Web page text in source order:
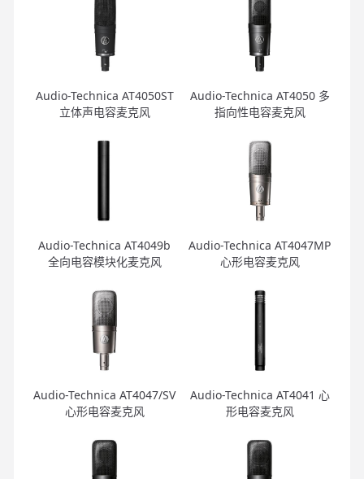
Audio-Technica AT4050ST
立体声电容麦克风
Audio-Technica AT4050 多
指向性电容麦克风
Audio-Technica AT4049b
全向电容模块化麦克风
Audio-Technica AT4047MP
心形电容麦克风
Audio-Technica AT4047/SV
心形电容麦克风
Audio-Technica AT4041 心
形电容麦克风